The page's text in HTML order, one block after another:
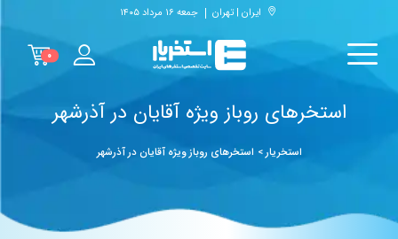
ایران | تهران جمعه ۱۶ مرداد ۱۴۰۵
۰
استخرهای روباز ویژه آقایان در آذرشهر
استخریار> استخرهای روباز ویژه آقایان در آذرشهر